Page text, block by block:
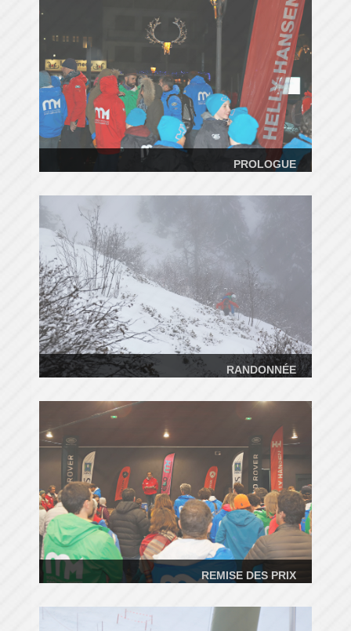
PROLOGUE
RANDONNÉE
REMISE DES PRIX